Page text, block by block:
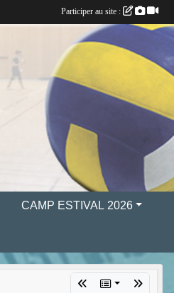
CAMP ESTIVAL 2026
Participer au site :